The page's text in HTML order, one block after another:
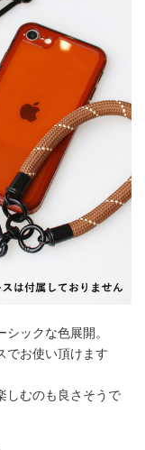
ックな色展開。
でお使い頂けます
しむのも良さそうで